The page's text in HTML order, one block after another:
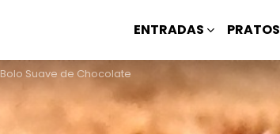
ENTRADAS PRATOS
Bolo Suave de Chocolate